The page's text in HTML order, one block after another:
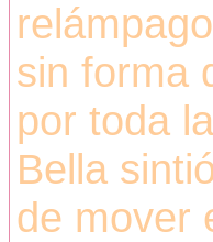
sin forma
por toda
Bella
de mover